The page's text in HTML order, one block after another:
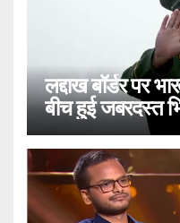
लद्दाख बॉर्डर पर
बीच हुई जबरदस्त